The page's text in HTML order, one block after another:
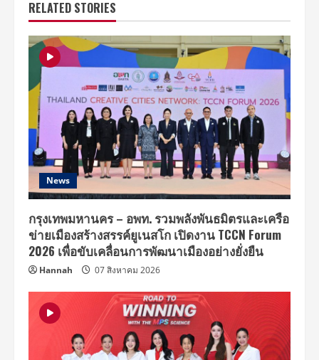
RELATED STORIES
News
กรุงเทพมหานคร – อพท. รวมพลังพันธมิตรและเครือ
ข่ายเมืองสร้างสรรค์ยูเนสโก เปิดงาน TCCN Forum
2026 เพื่อขับเคลื่อนการพัฒนาเมืองอย่างยั่งยืน
Hannah 07 สิงหาคม 2026